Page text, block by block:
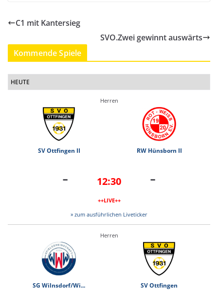
C1 mit Kantersieg
SVO.Zwei gewinnt auswärts
Kommende Spiele
HEUTE
Herren
SV Ottfingen II RW Hünsborn II
- 12:30
++LIVE++
-
» zum ausführlichen Liveticker
Herren
SG Wilnsdorf/Wi... SV Ottfingen